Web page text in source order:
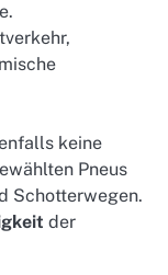
keine
Pneus
Schotterwegen.
der